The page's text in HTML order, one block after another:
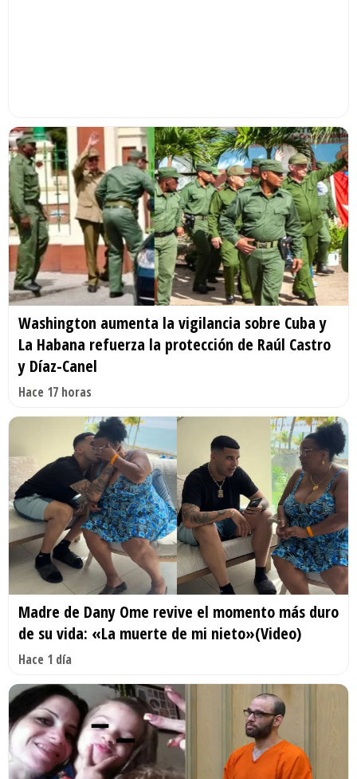
Washington aumenta la vigilancia sobre Cuba y
La Habana refuerza la protección de Raúl Castro
y Díaz-Canel
Hace 17 horas
Madre de Dany Ome revive el momento más duro
de su vida: «La muerte de mi nieto»(Video)
Hace 1 día